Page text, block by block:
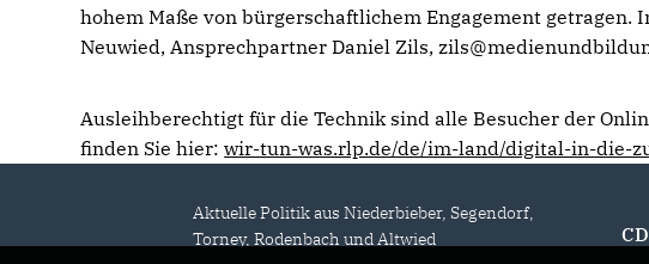
hohem Maße von bürgerschaftlichem Engagement getragen.
Neuwied, Ansprechpartner Daniel Zils,
Ausleihberechtigt für die Technik sind alle Besucher der
finden Sie hier:wir-tun-was.rlp.de/de/im-land/digital-in-die-
Aktuelle Politik aus Niederbieber, Segendorf,
Torney, Rodenbach und Altwied